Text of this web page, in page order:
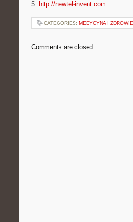
5. http://newtel-invent.com
CATEGORIES: MEDYCYNA I ZDROWIE
Comments are closed.